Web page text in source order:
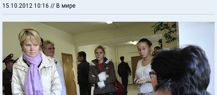
15.10.2012 10:16 // В мире